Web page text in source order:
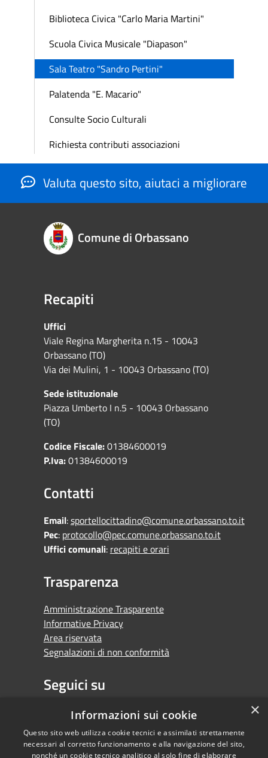
Biblioteca Civica "Carlo Maria Martini"
Scuola Civica Musicale "Diapason"
Sala Teatro "Sandro Pertini"
Palatenda "E. Macario"
Consulte Socio Culturali
Richiesta contributi associazioni
Valuta questo sito, aiutaci a migliorare
Comune di Orbassano
Recapiti
Uffici
Viale Regina Margherita n.15 - 10043
Orbassano (TO)
Via dei Mulini, 1 - 10043 Orbassano (TO)
Sede istituzionale
Piazza Umberto I n.5 - 10043 Orbassano
(TO)
Codice Fiscale:01384600019
P.Iva:01384600019
Contatti
Email:sportellocittadino@comune.orbassano.to.it
Pec: protocollo@pec.comune.orbassano.to.it
Uffici comunali: recapiti e orari
Trasparenza
Amministrazione Trasparente
Informative Privacy
Area riservata
Segnalazioni di non conformità
Seguici su
FacebookYoutubeWhatsapp ×
Informazioni sui cookie
Questo sito web utilizza cookie tecnici e assimilati strettamente
necessari al corretto funzionamento e alla navigazione del sito,
nonché un cookie tecnico analitico al solo fine di elaborare